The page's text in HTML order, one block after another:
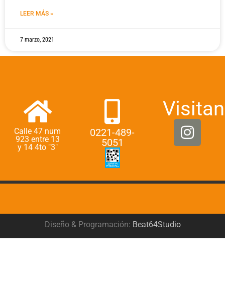
LEER MÁS »
7 marzo, 2021
Calle 47 num
923 entre 13
y 14 4to "3"
0221-489-
5051
Diseño & Programación: Beat64Studio